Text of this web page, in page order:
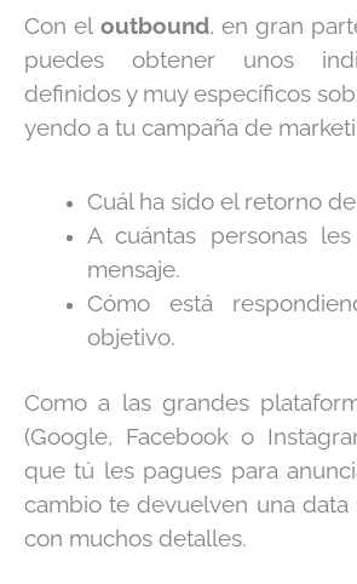
Con el outbound, en gran
puedes obtener unos
definidos y muy específicos
yendo a tu campaña de
Cuál ha sido el retorno
A cuántas personas
mensaje.
Cómo está
objetivo.
Como a las grandes
(Google, Facebook o
que tú les pagues para
cambio te devuelven una data
con muchos detalles.